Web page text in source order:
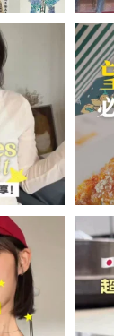
給你！ \🇰🇷
💭留
品！...
43
\🇯🇵